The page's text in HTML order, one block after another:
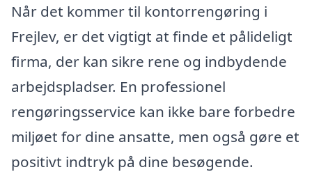
Når det kommer til kontorrengøring i
Frejlev, er det vigtigt at finde et pålideligt
firma, der kan sikre rene og indbydende
arbejdspladser. En professionel
rengøringsservice kan ikke bare forbedre
miljøet for dine ansatte, men også gøre et
positivt indtryk på dine besøgende.